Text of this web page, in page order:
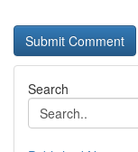
Search